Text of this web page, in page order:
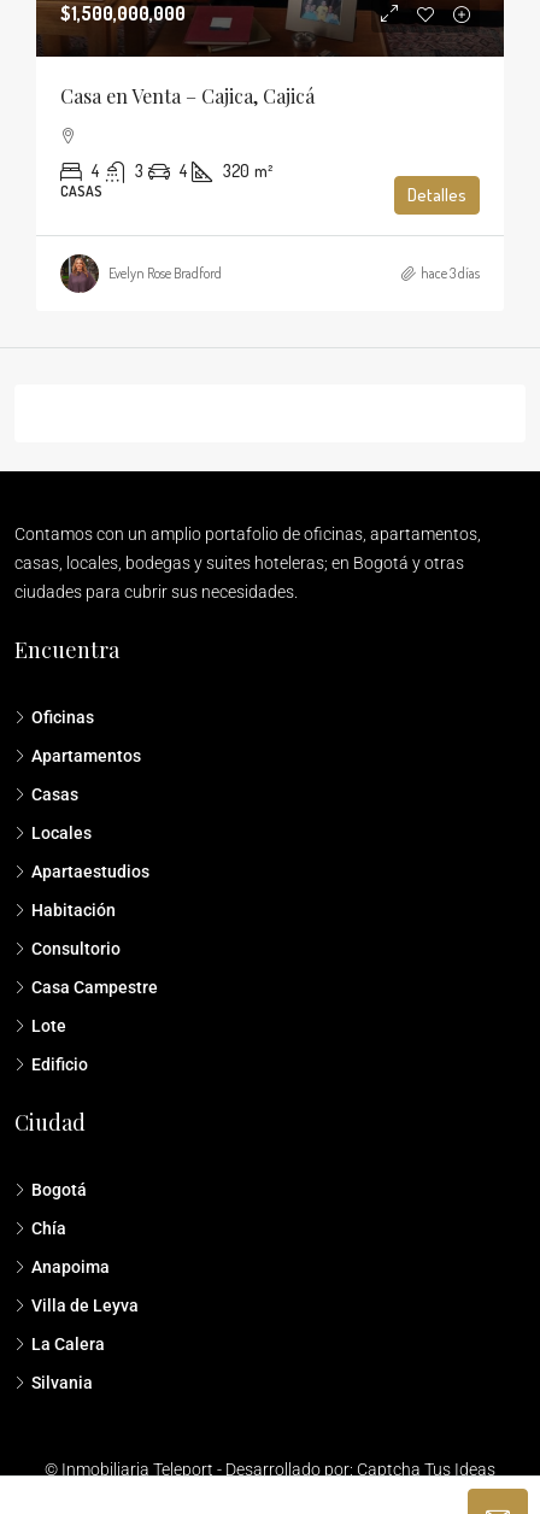
$1,500,000,000
Casa en Venta – Cajica, Cajicá
4 3 4 320 m²
CASAS Detalles
Evelyn Rose Bradford hace 3 días
Contamos con un amplio portafolio de oficinas, apartamentos,
casas, locales, bodegas y suites hoteleras; en Bogotá y otras
ciudades para cubrir sus necesidades.
Encuentra
Oficinas
Apartamentos
Casas
Locales
Apartaestudios
Habitación
Consultorio
Casa Campestre
Lote
Edificio
Ciudad
Bogotá
Chía
Anapoima
Villa de Leyva
La Calera
Silvania
© Inmobiliaria Teleport - Desarrollado por: Captcha Tus Ideas